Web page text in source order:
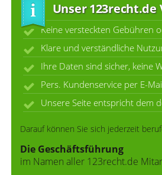
Unser 123recht.de
Keine versteckten Gebühren
Klare und verständliche
Ihre Daten sind sicher, keine
Pers. Kundenservice per E-
Unsere Seite entspricht dem
Darauf können Sie sich jederzeit
Die Geschäftsführung
im Namen aller 123recht.de